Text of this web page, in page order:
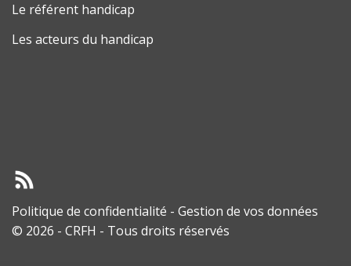
Le référent handicap
Les acteurs du handicap
Politique de confidentialité - Gestion de vos données
© 2026 - CRFH - Tous droits réservés